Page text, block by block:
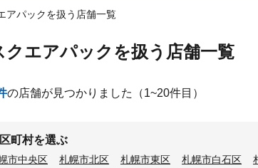
パックを扱う店舗一覧
エアパックを扱う店舗一覧
の店舗が見つかりました （1~20件目）
町村を選ぶ
市中央区 札幌市北区 札幌市東区 札幌市白石区